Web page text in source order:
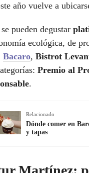
año vuelve a
pueden degustar
ecológica, de
Bacaro, Bistrot
Premio al
.
Relacionado
Dónde comer en
y tapas